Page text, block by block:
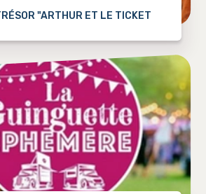
"ARTHUR ET LE TICKET